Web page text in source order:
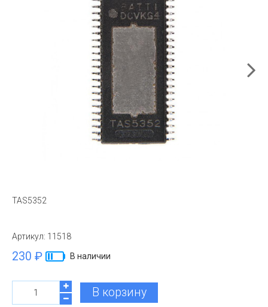
TAS5352
Артикул: 11518
230 ₽ В наличии
В корзину